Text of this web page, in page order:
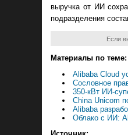
выручка от ИИ
подразделения
Если
Материалы по теме:
Alibaba Cloud
Сословное
350-кВт ИИ-
China Unicom
Alibaba
Облако с ИИ: